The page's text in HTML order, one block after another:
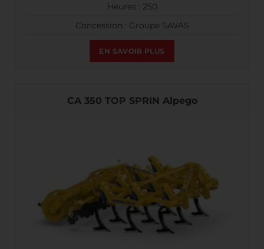
Heures : 250
Concession : Groupe SAVAS
EN SAVOIR PLUS
CA 350 TOP SPRIN Alpego